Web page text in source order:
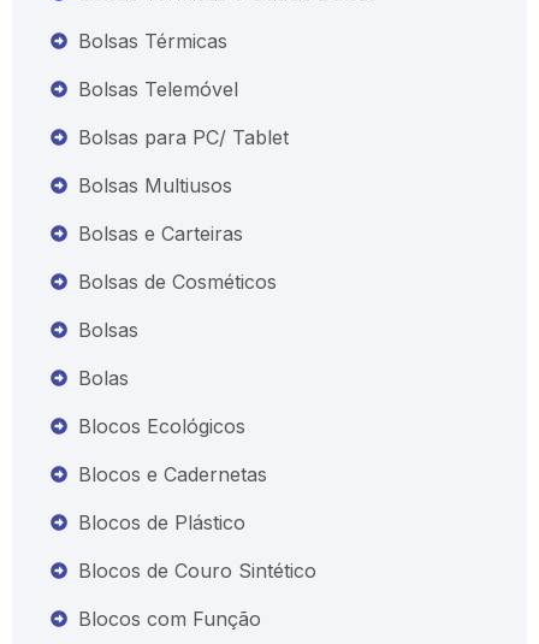
Bolsas Térmicas
Bolsas Telemóvel
Bolsas para PC/ Tablet
Bolsas Multiusos
Bolsas e Carteiras
Bolsas de Cosméticos
Bolsas
Bolas
Blocos Ecológicos
Blocos e Cadernetas
Blocos de Plástico
Blocos de Couro Sintético
Blocos com Função